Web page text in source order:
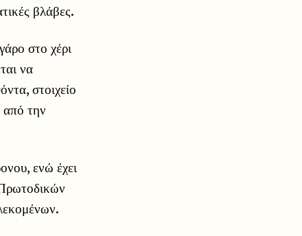
βλάβες.
στο χέρι
να
στοιχείο
από την
ενώ έχει